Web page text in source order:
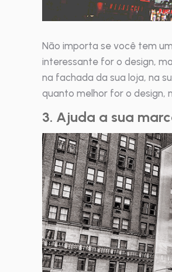
Não importa se você tem
interessante for o design,
na fachada da sua loja, na
quanto melhor for o design,
3. Ajuda a sua